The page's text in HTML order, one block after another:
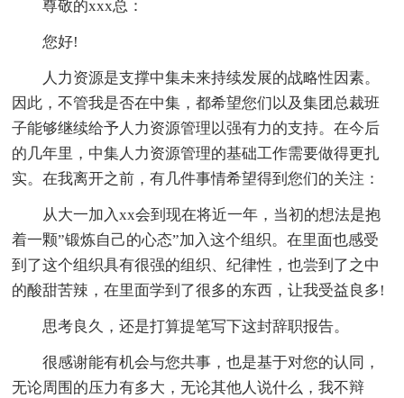
尊敬的xxx总：
您好!
人力资源是支撑中集未来持续发展的战略性因素。
因此，不管我是否在中集，都希望您们以及集团总裁班
子能够继续给予人力资源管理以强有力的支持。在今后
的几年里，中集人力资源管理的基础工作需要做得更扎
实。在我离开之前，有几件事情希望得到您们的关注：
从大一加入xx会到现在将近一年，当初的想法是抱
着一颗”锻炼自己的心态”加入这个组织。在里面也感受
到了这个组织具有很强的组织、纪律性，也尝到了之中
的酸甜苦辣，在里面学到了很多的东西，让我受益良多!
思考良久，还是打算提笔写下这封辞职报告。
很感谢能有机会与您共事，也是基于对您的认同，
无论周围的压力有多大，无论其他人说什么，我不辩